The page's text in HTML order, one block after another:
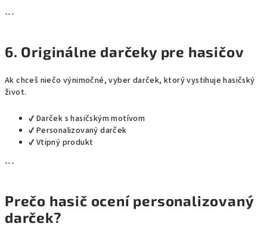
---
6. Originálne darčeky pre hasičov
Ak chceš niečo výnimočné, vyber darček, ktorý vystihuje hasičský
život.
✔ Darček s hasičským motívom
✔ Personalizovaný darček
✔ Vtipný produkt
---
Prečo hasič ocení personalizovaný
darček?